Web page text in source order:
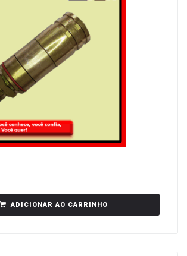
ADICIONAR AO CARRINHO